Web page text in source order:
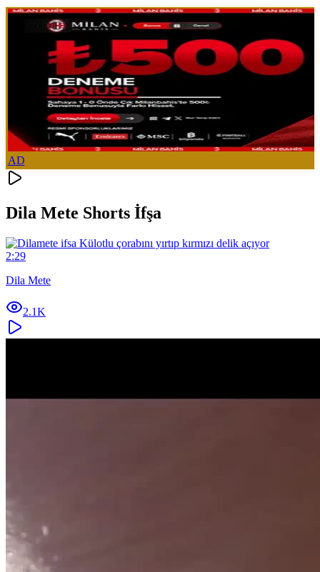
AD
Dila Mete Shorts İfşa
2:29
Dila Mete
2.1K